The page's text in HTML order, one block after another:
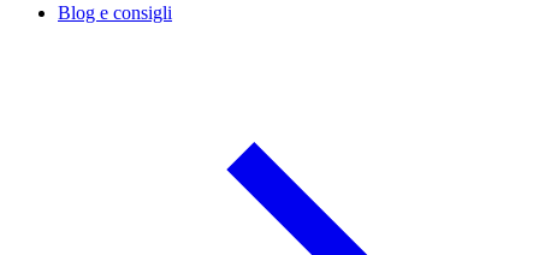
Blog e consigli